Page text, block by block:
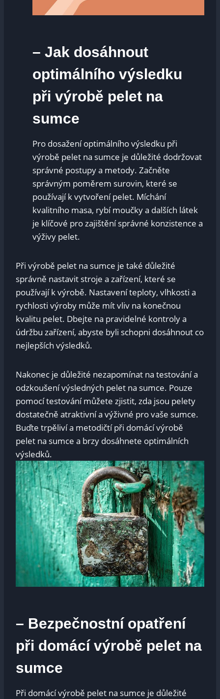
– Jak dosáhnout
optimálního výsledku
při výrobě pelet na
sumce
Pro dosažení optimálního výsledku při
výrobě pelet na sumce je důležité dodržovat
správné postupy a metody. Začněte
správným poměrem surovin, které se
používají k vytvoření pelet. Míchání
kvalitního masa, rybí moučky a dalších látek
je klíčové pro zajištění správné konzistence a
výživy pelet.
Při výrobě pelet na sumce je také důležité
správně nastavit stroje a zařízení, které se
používají k výrobě. Nastavení teploty, vlhkosti a
rychlosti výroby může mít vliv na konečnou
kvalitu pelet. Dbejte na pravidelné kontroly a
údržbu zařízení, abyste byli schopni dosáhnout co
nejlepších výsledků.
Nakonec je důležité nezapomínat na testování a
odzkoušení výsledných pelet na sumce. Pouze
pomocí testování můžete zjistit, zda jsou pelety
dostatečně atraktivní a výživné pro vaše sumce.
Buďte trpěliví a metodičtí při domácí výrobě
pelet na sumce a brzy dosáhnete optimálních
výsledků.
– Bezpečnostní opatření
při domácí výrobě pelet na
sumce
Při domácí výrobě pelet na sumce je důležité